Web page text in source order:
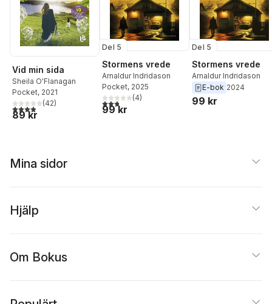
Vid min sida
Sheila O'Flanagan
Pocket, 2021
3,9utav 5 stjärnor. Totalt antal röster:
(42)
89 kr
Del 5
Stormens vrede
Arnaldur Indridason
Pocket, 2025
2,8utav 5 stjärnor. Totalt antal röster:
(4)
99 kr
Del 5
Stormens vrede
Arnaldur Indridason
E-bok 2024
99 kr
Mina sidor
Hjälp
Om Bokus